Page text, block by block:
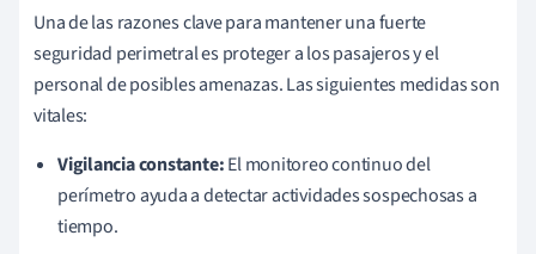
Una de las razones clave para mantener una fuerte
seguridad perimetral es proteger a los pasajeros y el
personal de posibles amenazas. Las siguientes medidas son
vitales:
Vigilancia constante:El monitoreo continuo del
perímetro ayuda a detectar actividades sospechosas a
tiempo.